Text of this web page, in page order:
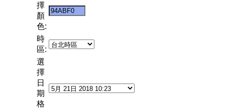
擇
顏
色:
時
區:
選
擇
日
期
格